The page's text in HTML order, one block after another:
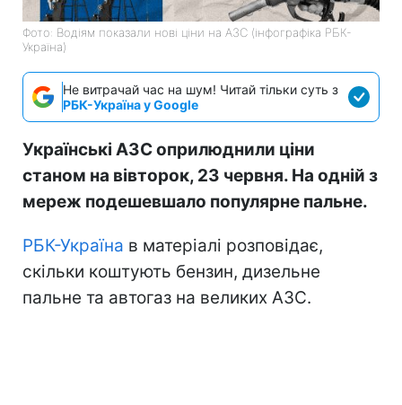
Фото: Водіям показали нові ціни на АЗС (інфографіка РБК-
Україна)
Не витрачай час на шум! Читай тільки суть з
РБК-Україна у Google
Українські АЗС оприлюднили ціни
станом на вівторок, 23 червня. На одній з
мереж подешевшало популярне пальне.
РБК-Україна в матеріалі розповідає,
скільки коштують бензин, дизельне
пальне та автогаз на великих АЗС.